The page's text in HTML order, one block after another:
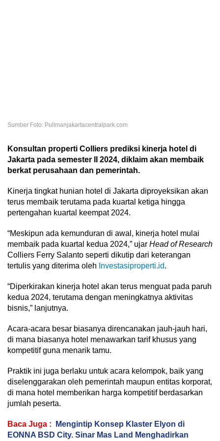
Sumber Foto: Pullmanjakartacentralpark.com
Konsultan properti Colliers prediksi kinerja hotel di
Jakarta pada semester II 2024, diklaim akan membaik
berkat perusahaan dan pemerintah.
Kinerja tingkat hunian hotel di Jakarta diproyeksikan akan
terus membaik terutama pada kuartal ketiga hingga
pertengahan kuartal keempat 2024.
“Meskipun ada kemunduran di awal, kinerja hotel mulai
membaik pada kuartal kedua 2024,” ujar Head of Research
Colliers Ferry Salanto seperti dikutip dari keterangan
tertulis yang diterima oleh Investasiproperti.id.
“Diperkirakan kinerja hotel akan terus menguat pada paruh
kedua 2024, terutama dengan meningkatnya aktivitas
bisnis,” lanjutnya.
Acara-acara besar biasanya direncanakan jauh-jauh hari,
di mana biasanya hotel menawarkan tarif khusus yang
kompetitif guna menarik tamu.
Praktik ini juga berlaku untuk acara kelompok, baik yang
diselenggarakan oleh pemerintah maupun entitas korporat,
di mana hotel memberikan harga kompetitif berdasarkan
jumlah peserta.
Baca Juga :
Mengintip Konsep Klaster Elyon di
EONNA BSD City. Sinar Mas Land Menghadirkan